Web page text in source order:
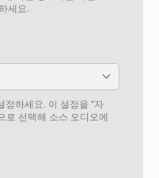
세요.
하세요. 이 설정을 “자
로 선택해 소스 오디오에